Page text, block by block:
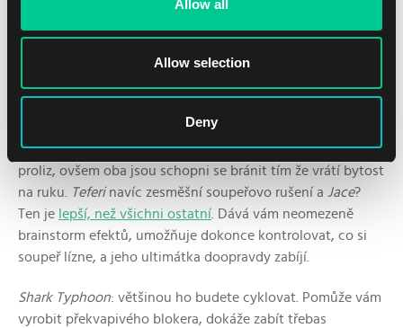
Allow all
Allow selection
Deny
Jace, the Mind Sculptor
v podoběShark Typhoon. Za prvé,TeferiaJaceslouží jako
proliz, ovšem oba jsou schopni se bránit tím že vrátí bytost
na ruku. Teferinavíc zesměšní soupeřovo rušení a Jace?
Ten je lepší, než všichni ostatní. Dává vám neomezeně
brainstorm efektů, umožňuje dokonce kontrolovat, co si
soupeř lízne, a jeho ultimátka doopravdy zabíjí.
Shark Typhoon: většinou ho budete cyklovat. Pomůže vám
vyrobit překvapivého blokera, dokáže zabít třebas